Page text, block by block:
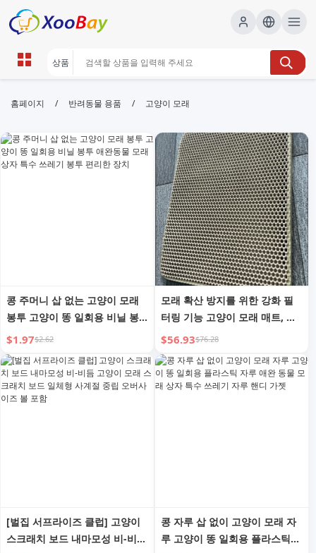
고양이 모래 | XOOBAY B2B/B2C
고양이모래,반려동물,냄새제거, wholesale 고양이 모
래, XOOBAY
고양이 모래 선택과 관리에 필요한 핵심 팁을 제공합니다. 적합한 모래
유형 비교, 냄새 관리 및 청소 편의성으로 반려생활을 더 쾌적하게 만듭
홈페이지 / 반려동물 용품 / 고양이 모래
콩 주머니 삽 없는 고양이 모래
봉투 고양이 똥 일회용 비닐 봉
투 애완동물 모래 상자 특수 쓰
레기 봉투 편리한 장치
$1.97$2.62
모래 확산 방지를 위한 강화 필
터링 기능 고양이 모래 매트, 청
소 및 모래 제어를 위한 이중 레
이어 고양이 모래 매트
$56.93$76.28
[벌집 서프라이즈 클럽] 고양이
스크래치 보드 내마모성 비-비듬
콩 자루 삽 없이 고양이 모래 자
루 고양이 똥 일회용 플라스틱